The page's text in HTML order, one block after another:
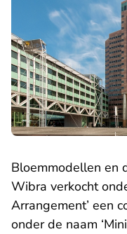
Bloemmodellen en
Wibra verkocht
Arrangement’ een
onder de naam